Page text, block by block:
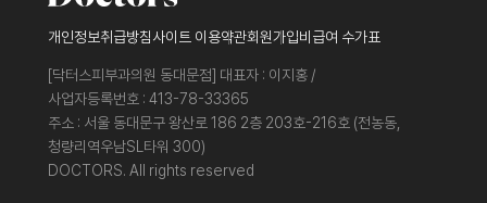
개인정보취급방침사이트 이용약관회원가입비급여 수가표
[닥터스피부과의원 동대문점] 대표자 : 이지홍 /
사업자등록번호 : 413-78-33365
주소 : 서울 동대문구 왕산로 186 2층 203호-216호 (전농동,
청량리역우남SL타워 300)
DOCTORS. All rights reserved